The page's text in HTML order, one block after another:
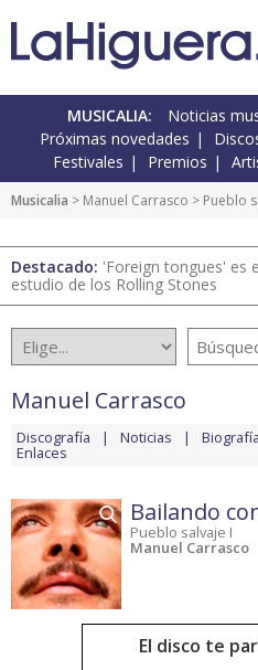
MUSICALIA: Noticias
Próximas novedades
Festivales
Premios
Musicalia > Manuel Carrasco > Pueblo
Destacado: 'Foreign tongues' es
estudio de los Rolling Stones
Manuel Carrasco
Discografía Noticias Biografía
Enlaces
Bailando
Pueblo salvaje I
Manuel Carrasco
El disco te